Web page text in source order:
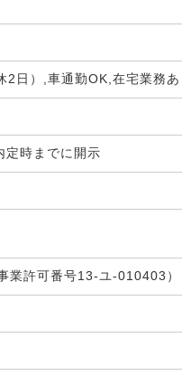
日）,車通勤OK,在宅業務
定時までに開示
業許可番号13-ユ-010403）